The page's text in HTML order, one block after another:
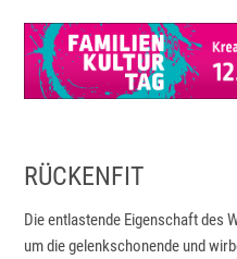
RÜCKENFIT
Die entlastende Eigenschaft des
um die gelenkschonende und